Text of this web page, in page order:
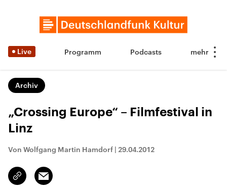
Live Programm Podcasts
Archiv
„Crossing Europe“ – Filmfestival in
Linz
Von Wolfgang Martin Hamdorf | 29.04.2012
Link
kopieren/teilen
Email